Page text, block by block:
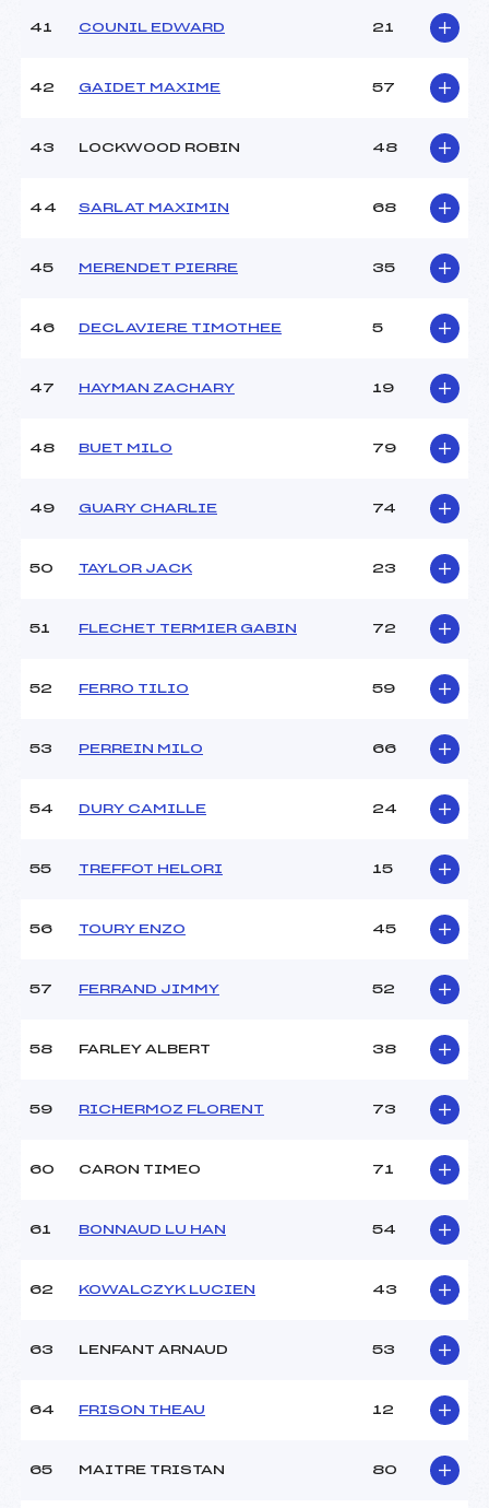
41 COUNIL EDWARD 21
42 GAIDET MAXIME 57
43 LOCKWOOD ROBIN 48
44 SARLAT MAXIMIN 68
45 MERENDET PIERRE 35
46 DECLAVIERE TIMOTHEE 5
47 HAYMAN ZACHARY 19
48 BUET MILO 79
49 GUARY CHARLIE 74
50 TAYLOR JACK 23
51 FLECHET TERMIER GABIN 72
52 FERRO TILIO 59
53 PERREIN MILO 66
54 DURY CAMILLE 24
55 TREFFOT HELORI 15
56 TOURY ENZO 45
57 FERRAND JIMMY 52
58 FARLEY ALBERT 38
59 RICHERMOZ FLORENT 73
60 CARON TIMEO 71
61 BONNAUD LU HAN 54
62 KOWALCZYK LUCIEN 43
63 LENFANT ARNAUD 53
64 FRISON THEAU 12
65 MAITRE TRISTAN 80